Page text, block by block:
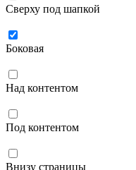
Сверху под шапкой
Боковая
Над контентом
Под контентом
Внизу страницы